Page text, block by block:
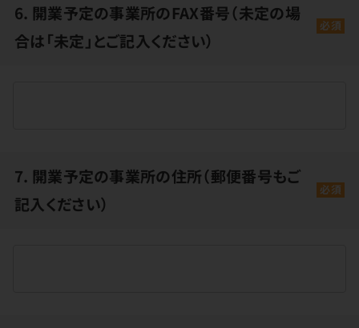
6. 開業予定の事業所のFAX番号（未定の場
合は「未定」とご記入ください）
必須
7. 開業予定の事業所の住所（郵便番号もご
記入ください）
必須